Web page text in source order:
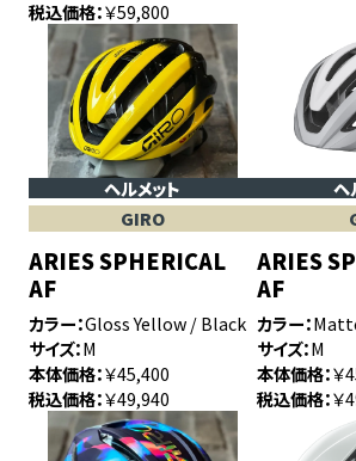
税込価格 ￥59,800
ヘルメット
GIRO
ARIES SPHERICAL
AF
カラー Gloss Yellow / Black
サイズ M
本体価格 ￥45,400
税込価格 ￥49,940
ヘ
ARIES
AF
カラー
サイズ M
本体価格 ￥
税込価格 ￥